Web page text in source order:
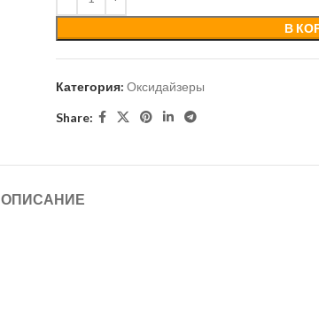
В
Категория: Оксидайзеры
Share:
ОПИСАНИЕ